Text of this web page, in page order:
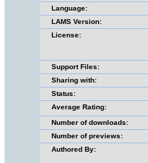
Language:
LAMS Version:
License:
Support Files:
Sharing with:
Status:
Average Rating:
Number of downloads:
Number of previews:
Authored By: